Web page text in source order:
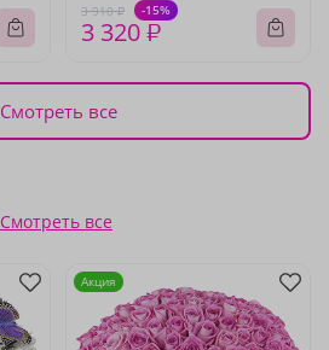
3 910 ₽ -15%
3 320 ₽
Смотреть все
Смотреть все
Акция